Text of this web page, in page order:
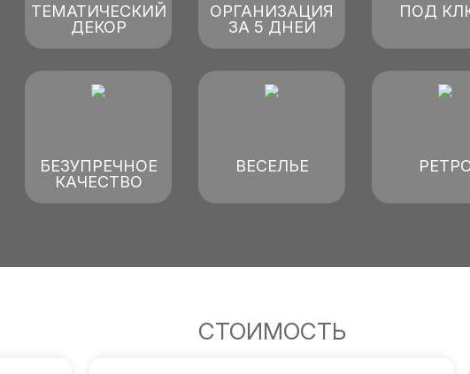
ТЕМАТИЧЕСКИЙ
ДЕКОР
ОРГАНИЗАЦИЯ
ЗА 5 ДНЕЙ
ПОД
БЕЗУПРЕЧНОЕ
КАЧЕСТВО
ВЕСЕЛЬЕ
СТОИМОСТЬ